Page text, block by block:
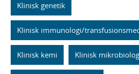
Klinisk genetik
Klinisk immunologi/
Klinisk kemi Klinisk